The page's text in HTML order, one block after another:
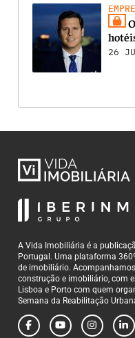
26
A Vida Imobiliária é a
Portugal. Uma plataforma
de imobiliário.
construção e imobiliário, com
Lisboa e Porto com quem
Semana da Reabilitação